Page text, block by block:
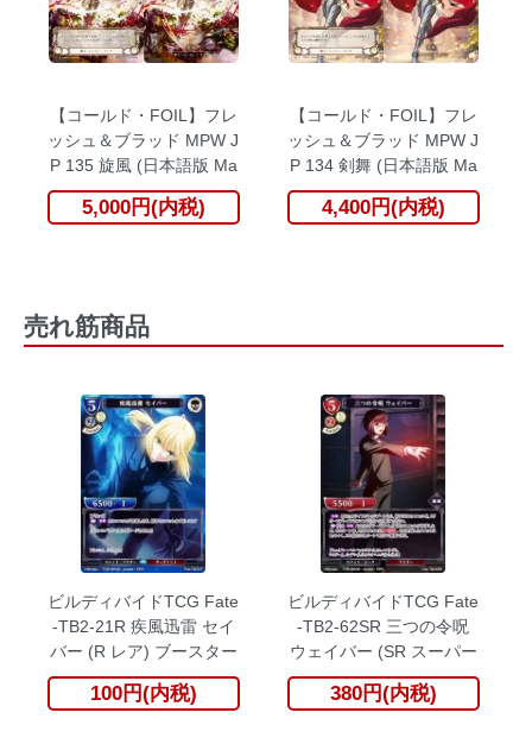
【コールド・FOIL】フレ
ッシュ＆ブラッド MPW J
P 135 旋風 (日本語版 Ma
rvel マーベル) マスタリ
ーパック：戦士
5,000円(内税)
【コールド・FOIL】フレ
ッシュ＆ブラッド MPW J
P 134 剣舞 (日本語版 Ma
rvel マーベル) マスタリ
ーパック：戦士
4,400円(内税)
売れ筋商品
ビルディバイドTCG Fate
-TB2-21R 疾風迅雷 セイ
バー (R レア) ブースター
パック Fate/Zero
100円(内税)
ビルディバイドTCG Fate
-TB2-62SR 三つの令呪
ウェイバー (SR スーパー
レア) ブースターパック
Fate/Zero
380円(内税)